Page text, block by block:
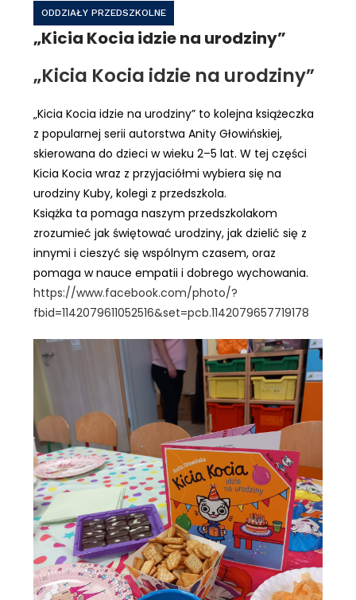
ODDZIAŁY PRZEDSZKOLNE
„Kicia Kocia idzie na urodziny”
„Kicia Kocia idzie na urodziny”
„Kicia Kocia idzie na urodziny” to kolejna książeczka
z popularnej serii autorstwa Anity Głowińskiej,
skierowana do dzieci w wieku 2–5 lat. W tej części
Kicia Kocia wraz z przyjaciółmi wybiera się na
urodziny Kuby, kolegi z przedszkola.
Książka ta pomaga naszym przedszkolakom
zrozumieć jak świętować urodziny, jak dzielić się z
innymi i cieszyć się wspólnym czasem, oraz
pomaga w nauce empatii i dobrego wychowania.
https://www.facebook.com/photo/?
fbid=1142079611052516&set=pcb.1142079657719178